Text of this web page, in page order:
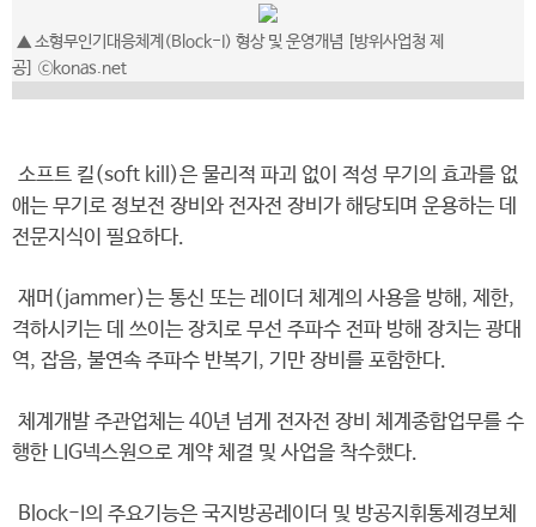
▲ 소형무인기대응체계(Block-I) 형상 및 운영개념 [방위사업청 제
공] ⓒkonas.net
소프트 킬(soft kill)은 물리적 파괴 없이 적성 무기의 효과를 없
애는 무기로 정보전 장비와 전자전 장비가 해당되며 운용하는 데
전문지식이 필요하다.
재머(jammer)는 통신 또는 레이더 체계의 사용을 방해, 제한,
격하시키는 데 쓰이는 장치로 무선 주파수 전파 방해 장치는 광대
역, 잡음, 불연속 주파수 반복기, 기만 장비를 포함한다.
체계개발 주관업체는 40년 넘게 전자전 장비 체계종합업무를 수
행한 LIG넥스원으로 계약 체결 및 사업을 착수했다.
Block-I의 주요기능은 국지방공레이더 및 방공지휘통제경보체